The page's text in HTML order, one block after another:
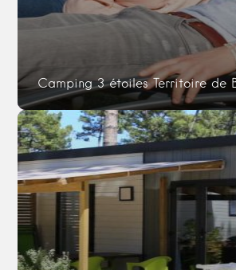
Camping 3 étoiles Territoire de